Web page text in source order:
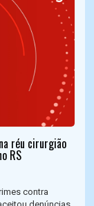
réu cirurgião
RS
contra